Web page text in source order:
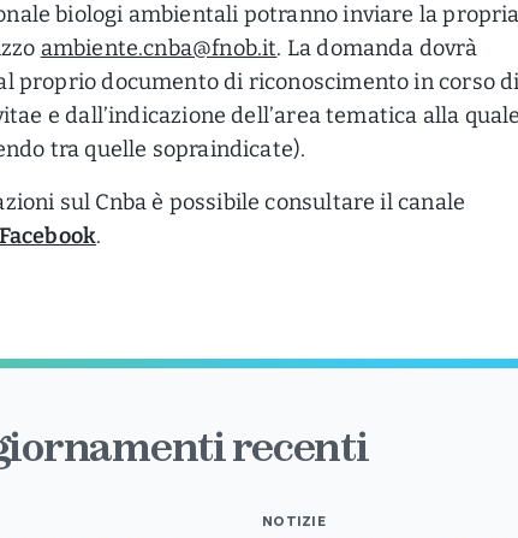
biologi ambientali potranno inviare la propria
ambiente.cnba@fnob.it. La domanda dovrà
proprio documento di riconoscimento in corso di
e dall’indicazione dell’area tematica alla
tra quelle sopraindicate).
sul Cnba è possibile consultare il canale
Facebook.
recenti
NOTIZIE